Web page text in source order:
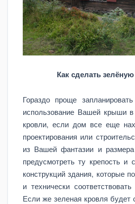
Как сделать
Гораздо проще
использование Вашей крыши в
кровли, если дом все еще
проектирования или
из Вашей фантазии и
предусмотреть ту крепость и
конструкций здания, которые
и технически
Если же зеленая кровля будет